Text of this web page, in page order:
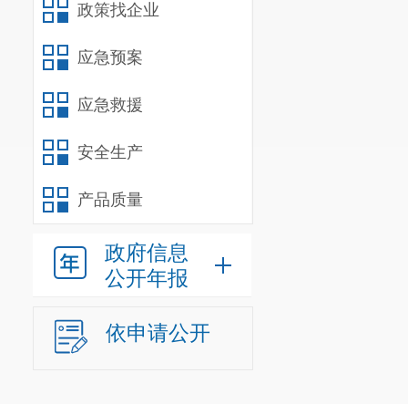
政策找企业
应急预案
应急救援
安全生产
产品质量
政府信息
公开年报
依申请公开